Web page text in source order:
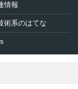
情報
術系のはてな